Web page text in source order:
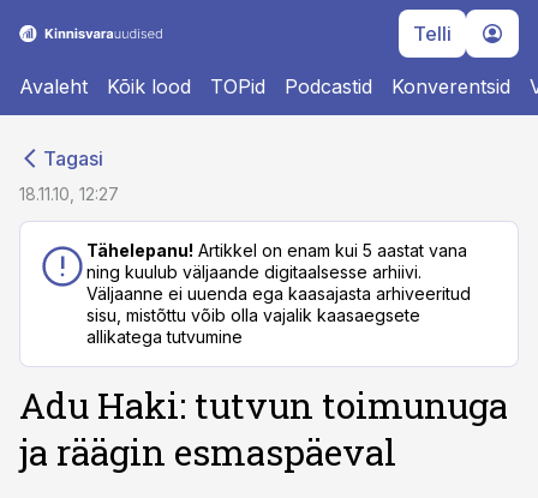
Telli
Avaleht Kõik lood TOPid Podcastid Konverentsid
Tagasi
18.11.10, 12:27
Tähelepanu! Artikkel on enam kui 5 aastat vana
ning kuulub väljaande digitaalsesse arhiivi.
Väljaanne ei uuenda ega kaasajasta arhiveeritud
sisu, mistõttu võib olla vajalik kaasaegsete
allikatega tutvumine
Adu Haki: tutvun toimunuga
ja räägin esmaspäeval